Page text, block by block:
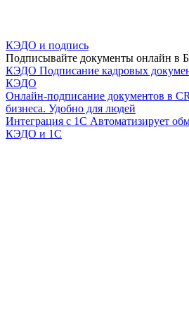
КЭДО и подпись
Подписывайте документы онлайн в
КЭДО Подписание кадровых
КЭДО
Онлайн-подписание документов в
бизнеса. Удобно для людей
Интеграция с 1С Автоматизирует
КЭДО и 1С